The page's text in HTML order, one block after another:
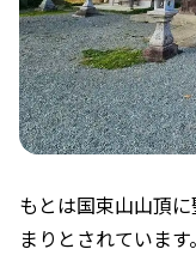
もとは国束山山頂
まりとされています。